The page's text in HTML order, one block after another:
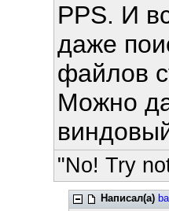
PPS. И
даже
файлов
Можно
"No! Try
Написал(а)